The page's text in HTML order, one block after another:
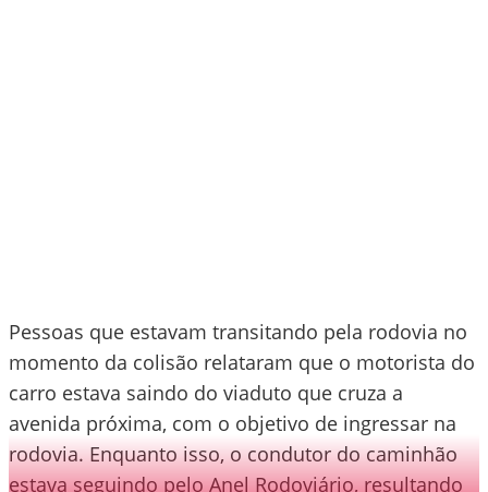
Pessoas que estavam transitando pela rodovia no
momento da colisão relataram que o motorista do
carro estava saindo do viaduto que cruza a
avenida próxima, com o objetivo de ingressar na
rodovia. Enquanto isso, o condutor do caminhão
estava seguindo pelo Anel Rodoviário, resultando